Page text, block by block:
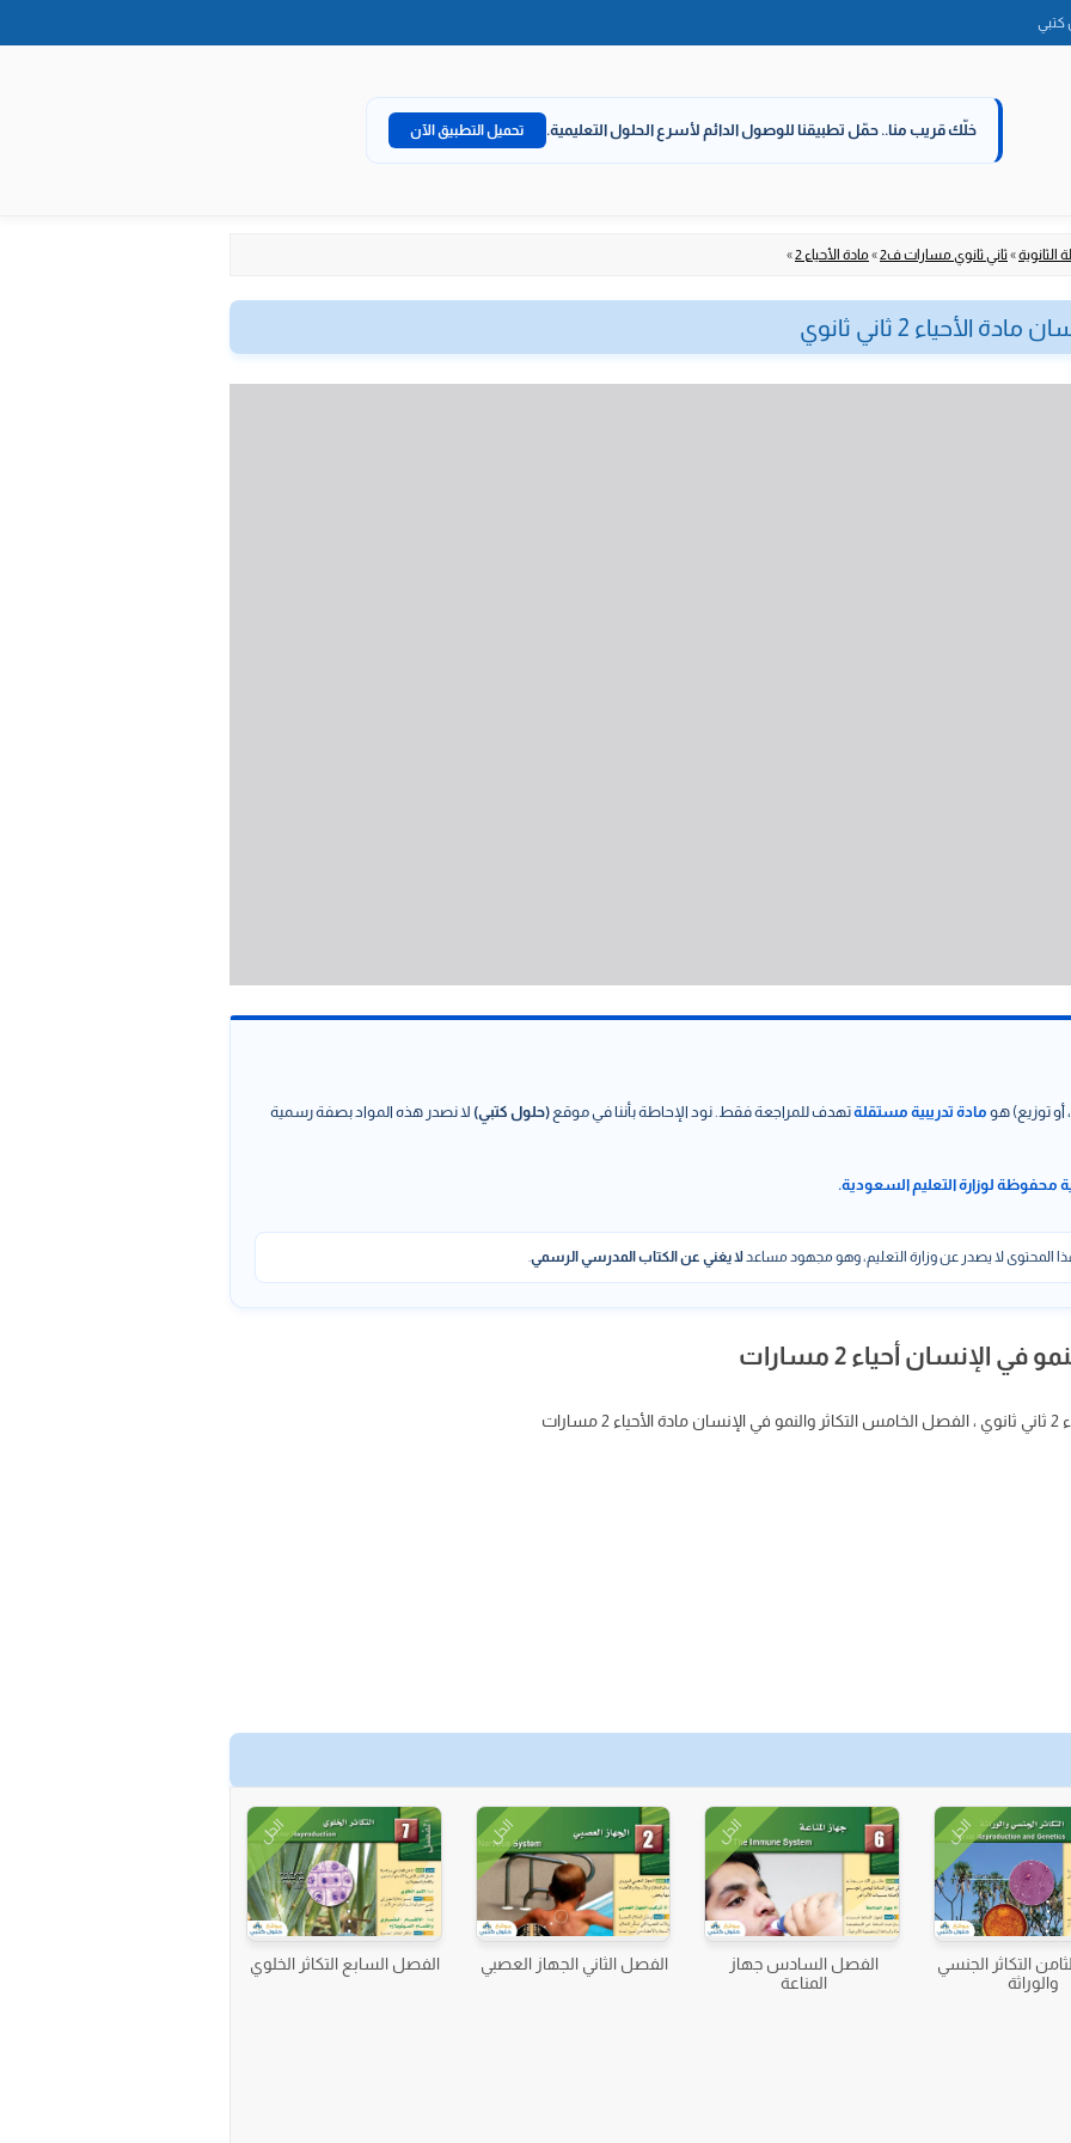
كتبي
خلّك قريب منا.. حمّل تطبيقنا للوصول الدائم لأسرع الحلول التعليمية. تحميل التطبيق الآن
الثانوية»ثاني ثانوي مسارات ف2 » مادة الأحياء 2 »
2 ثاني ثانوي
أو توزيع) هو مادة تدريبية مستقلةتهدف للمراجعة فقط. نود الإحاطة بأننا في موقع (حلول كتبي) لا نصدر هذه المواد بصفة رسمية
محفوظة لوزارة التعليم السعودية.
المحتوى لا يصدر عن وزارة التعليم، وهو مجهود مساعدلا يغني عن الكتاب المدرسي الرسمي.
الإنسان أحياء 2 مسارات
الحل
التكاثر الجنسي
والوراثة
الحل
الفصل السادس جهاز
المناعة
الحل
الفصل الثاني الجهاز العصبي
الحل
الفصل السابع التكاثر الخلوي